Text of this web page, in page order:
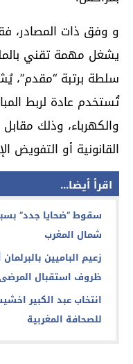
و وفق ذات المصادر،
يشغل مهمة تقني
سلطة برتبة “مقدم”،
تُستخدم عادة لربط
والكهرباء، وذلك
القانونية أو التفويض
اقرأ أيضا...
سقوط “ضحايا جدد”
شمال المغرب
زعيم الباميين
ظروف استقبال
انتخاب عبد الكبير
للصحافة المغربية